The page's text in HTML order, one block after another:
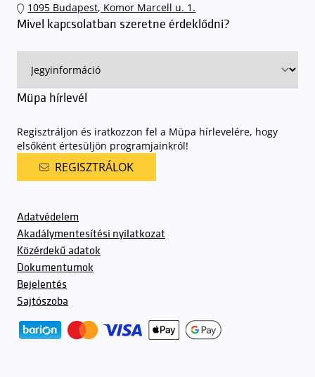
1095 Budapest, Komor Marcell u. 1.
Mivel kapcsolatban szeretne érdeklődni?
Müpa hírlevél
Regisztráljon és iratkozzon fel a Müpa hírlevelére, hogy
elsőként értesüljön programjainkról!
REGISZTRÁLOK
Adatvédelem
Akadálymentesítési nyilatkozat
Közérdekű adatok
Dokumentumok
Bejelentés
Sajtószoba